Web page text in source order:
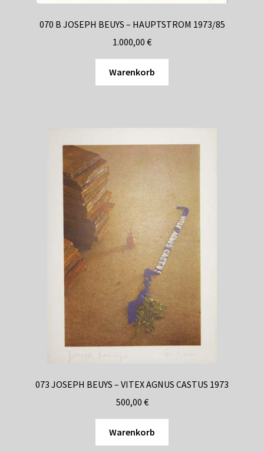
070 B JOSEPH BEUYS – HAUPTSTROM 1973/85
1.000,00 €
Warenkorb
073 JOSEPH BEUYS – VITEX AGNUS CASTUS 1973
500,00 €
Warenkorb